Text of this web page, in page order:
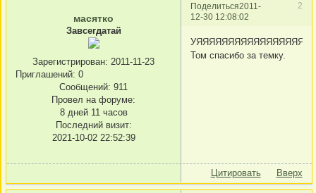
Поделиться 2
2011-
12-30 12:08:02
масятко
Завсегдатай
Зарегистрирован: 2011-11-23
Приглашений: 0
Сообщений: 911
Провел на форуме:
8 дней 11 часов
Последний визит:
2021-10-02 22:52:39
Том спасибо за темку.
Цитировать Вверх